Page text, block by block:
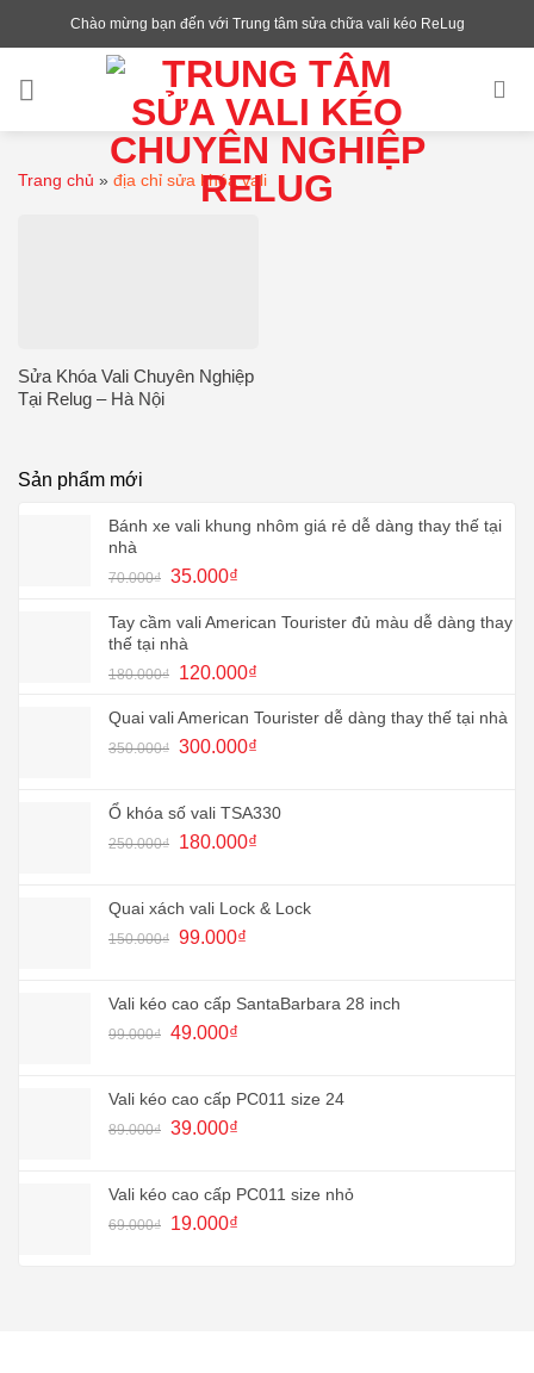
đến
dung
Chào mừng bạn đến với Trung tâm sửa chữa vali kéo ReLug
Trang chủ » địa chỉ sửa khóa vali
Sửa Khóa Vali Chuyên Nghiệp
Tại Relug – Hà Nội
Sản phẩm mới
Bánh xe vali khung nhôm giá rẻ dễ dàng thay thế tại
nhà
70.000₫
Giá
là:
70.000₫.
35.000₫Giá
tại
35.000₫.
Tay cầm vali American Tourister đủ màu dễ dàng thay
thế tại nhà
180.000₫
Giá
là:
180.000₫.
120.000₫Giá
tại
là:
Quai vali American Tourister dễ dàng thay thế tại nhà
350.000₫
Giá
350.000₫.
300.000₫Giá
là:
300.000₫.
Ổ khóa số vali TSA330
250.000₫
Giá
250.000₫.
180.000₫Giá
là:
Quai xách vali Lock & Lock
150.000₫ Giá
150.000₫.
99.000₫Giá
là:
Vali kéo cao cấp SantaBarbara 28 inch
99.000₫ Giá
99.000₫.
49.000₫Giá
là:
49.000₫.
Vali kéo cao cấp PC011 size 24
89.000₫
Giá
89.000₫.
39.000₫Giá
là:
39.000₫.
Vali kéo cao cấp PC011 size nhỏ
69.000₫
Giá
19.000₫Giá